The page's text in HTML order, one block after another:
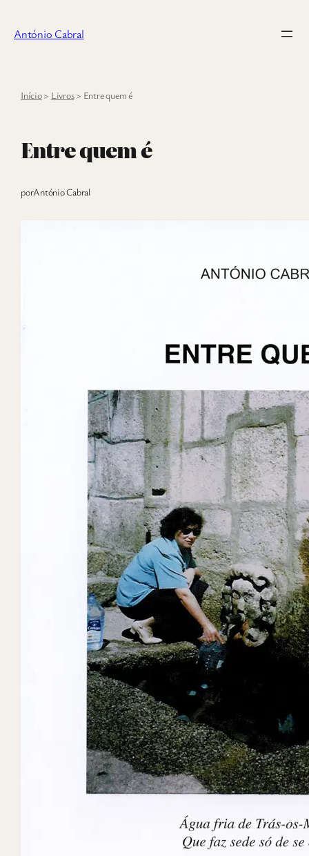
António Cabral
Início> Livros> Entre quem é
Entre quem é
porAntónio Cabral